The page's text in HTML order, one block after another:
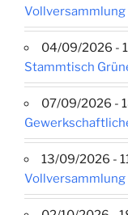
Vollversammlung
04/09/2026 -
Stammtisch
07/09/2026 -
13/09/2026 -
Vollversammlung